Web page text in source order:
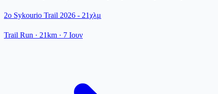
2ο Sykourio Trail 2026 - 21χλμ
Trail Run · 21km · 7 Ιουν